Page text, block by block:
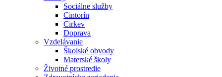
Sociálne služby
Cintorín
Cirkev
Doprava
Vzdelávanie
Školské obvody
Materské školy
Životné prostredie